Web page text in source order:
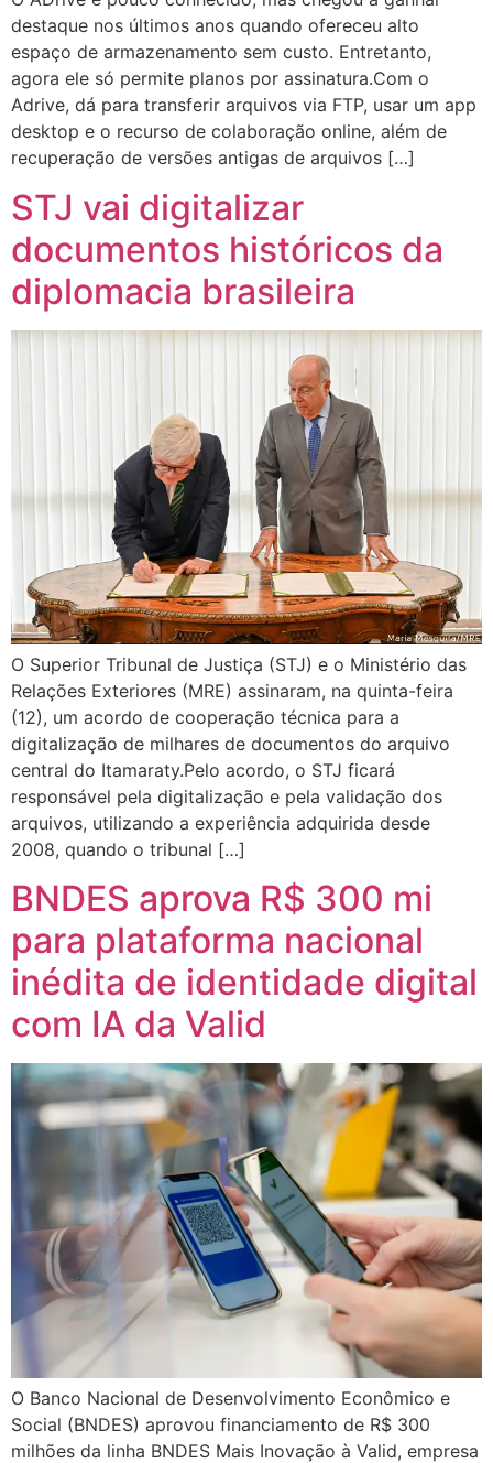
destaque nos últimos anos quando ofereceu alto
espaço de armazenamento sem custo. Entretanto,
agora ele só permite planos por assinatura.Com o
Adrive, dá para transferir arquivos via FTP, usar um app
desktop e o recurso de colaboração online, além de
recuperação de versões antigas de arquivos […]
STJ vai digitalizar
documentos históricos da
diplomacia brasileira
O Superior Tribunal de Justiça (STJ) e o Ministério das
Relações Exteriores (MRE) assinaram, na quinta-feira
(12), um acordo de cooperação técnica para a
digitalização de milhares de documentos do arquivo
central do Itamaraty.​​​​​​​​​Pelo acordo, o STJ ficará
responsável pela digitalização e pela validação dos
arquivos, utilizando a experiência adquirida desde
2008, quando o tribunal […]
BNDES aprova R$ 300 mi
para plataforma nacional
inédita de identidade digital
com IA da Valid
O Banco Nacional de Desenvolvimento Econômico e
Social (BNDES) aprovou financiamento de R$ 300
milhões da linha BNDES Mais Inovação à Valid, empresa